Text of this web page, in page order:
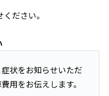
ださい。
状をお知らせいただ
用をお伝えします。